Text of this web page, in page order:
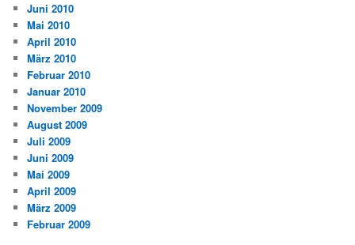
Juni 2010
Mai 2010
April 2010
März 2010
Februar 2010
Januar 2010
November 2009
August 2009
Juli 2009
Juni 2009
Mai 2009
April 2009
März 2009
Februar 2009